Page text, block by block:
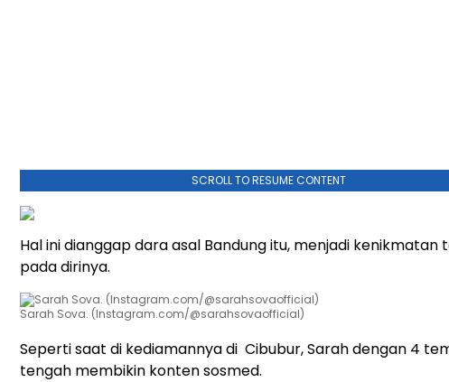
SCROLL TO RESUME CONTENT
Hal ini dianggap dara asal Bandung itu, menjadi kenikmatan
pada dirinya.
Sarah Sova. (Instagram.com/@sarahsovaofficial)
Seperti saat di kediamannya di Cibubur, Sarah dengan 4
tengah membikin konten sosmed.